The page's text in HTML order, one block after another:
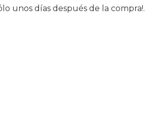
unos días después de la compra!.